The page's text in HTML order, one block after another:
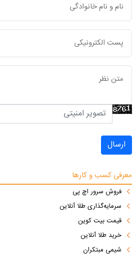
ارسال
معرفی کسب و کارها
فروش سرور اچ پی
سرمایه‌گذاری طلا آنلاین
قیمت بیت کوین
خرید طلا آنلاین
شیمی مبتکران